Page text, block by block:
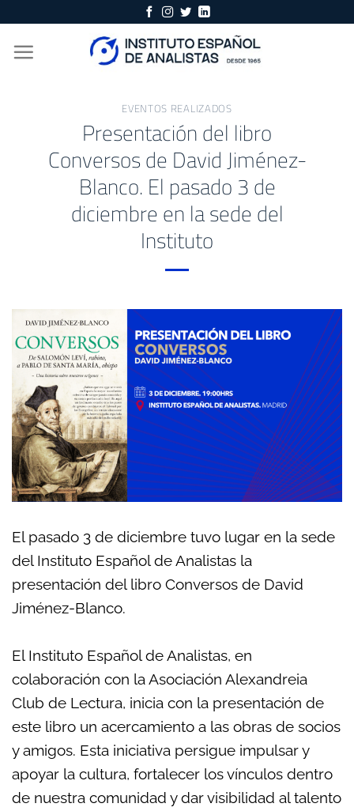
content
EVENTOS REALIZADOS
Presentación del libro
Conversos de David Jiménez-
Blanco. El pasado 3 de
diciembre en la sede del
Instituto
El pasado 3 de diciembre tuvo lugar en la sede
del Instituto Español de Analistas la
presentación del libro Conversos de David
Jiménez-Blanco.
El Instituto Español de Analistas, en
colaboración con la Asociación Alexandreia
Club de Lectura, inicia con la presentación de
este libro un acercamiento a las obras de socios
y amigos. Esta iniciativa persigue impulsar y
apoyar la cultura, fortalecer los vínculos dentro
de nuestra comunidad y dar visibilidad al talento